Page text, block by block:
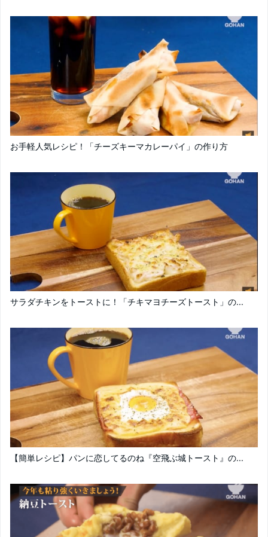
お手軽人気レシピ！「チーズキーマカレーパイ」の作り方
サラダチキンをトーストに！「チキマヨチーズトースト」の...
【簡単レシピ】パンに恋してるのね『空飛ぶ城トースト』の...